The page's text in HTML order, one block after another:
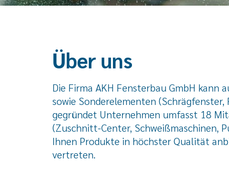
Über uns
Die Firma AKH Fensterbau GmbH
sowie Sonderelementen (Schrägfenster,
gegründet Unternehmen umfasst 18
(Zuschnitt-Center, Schweißmaschinen,
Ihnen Produkte in höchster Qualität
vertreten.